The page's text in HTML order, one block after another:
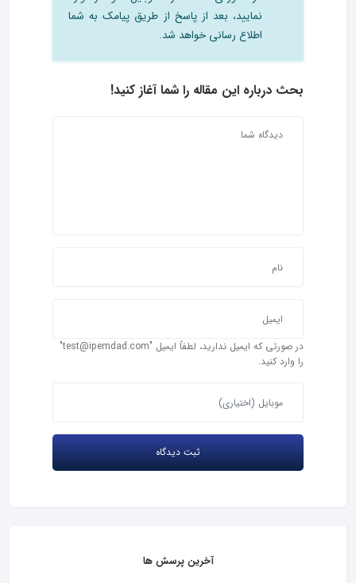
نمایید، بعد از پاسخ از طریق پیامک به شما
اطلاع رسانی خواهد شد.
بحث درباره این مقاله را شما آغاز کنید!
در صورتی که ایمیل ندارید، لطفاً ایمیل "test@ipemdad.com"
را وارد کنید.
آخرین پرسش ها